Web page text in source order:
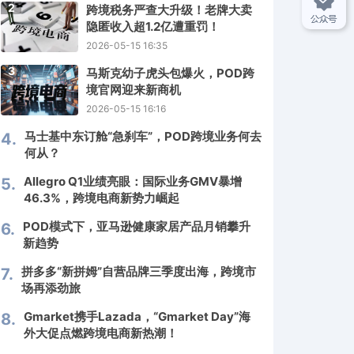
2
跨境税务严查大升级！老牌大卖
隐匿收入超1.2亿遭重罚！
2026-05-15 16:35
3
马斯克幼子虎头包爆火，POD跨
境官网迎来新商机
2026-05-15 16:16
4. 马士基中东订舱“急刹车”，POD跨境业务何去
何从？
5. Allegro Q1业绩亮眼：国际业务GMV暴增
46.3%，跨境电商新势力崛起
6.
POD模式下，亚马逊健康家居产品月销攀升
新趋势
7. 拼多多“新拼姆”自营品牌三季度出海，跨境市
场再添劲旅
8. Gmarket携手Lazada，“Gmarket Day”海
外大促点燃跨境电商新热潮！